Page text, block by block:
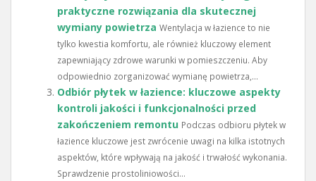
praktyczne rozwiązania dla skutecznej
wymiany powietrza Wentylacja w łazience to nie
tylko kwestia komfortu, ale również kluczowy element
zapewniający zdrowe warunki w pomieszczeniu. Aby
odpowiednio zorganizować wymianę powietrza,...
Odbiór płytek w łazience: kluczowe aspekty
kontroli jakości i funkcjonalności przed
zakończeniem remontu Podczas odbioru płytek w
łazience kluczowe jest zwrócenie uwagi na kilka istotnych
aspektów, które wpływają na jakość i trwałość wykonania.
Sprawdzenie prostoliniowości...